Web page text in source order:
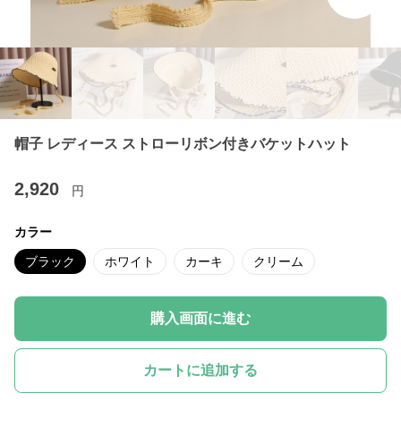
帽子 レディース ストローリボン付きバケットハット
2,920 円
カラー
ブラック ホワイト カーキ クリーム
購入画面に進む
カートに追加する